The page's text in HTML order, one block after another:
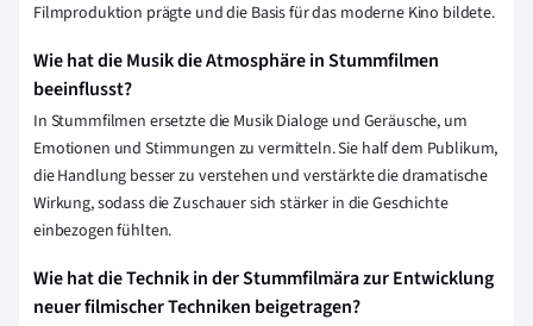
Filmproduktion prägte und die Basis für das moderne Kino bildete.
Wie hat die Musik die Atmosphäre in Stummfilmen
beeinflusst?
In Stummfilmen ersetzte die Musik Dialoge und Geräusche, um
Emotionen und Stimmungen zu vermitteln. Sie half dem Publikum,
die Handlung besser zu verstehen und verstärkte die dramatische
Wirkung, sodass die Zuschauer sich stärker in die Geschichte
einbezogen fühlten.
Wie hat die Technik in der Stummfilmära zur Entwicklung
neuer filmischer Techniken beigetragen?